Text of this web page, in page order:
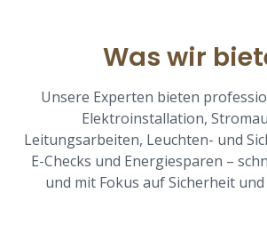
Was wir
Unsere Experten bieten
Elektroinstallation,
Leitungsarbeiten, Leuchten- und
E-Checks und Energiesparen –
und mit Fokus auf Sicherheit